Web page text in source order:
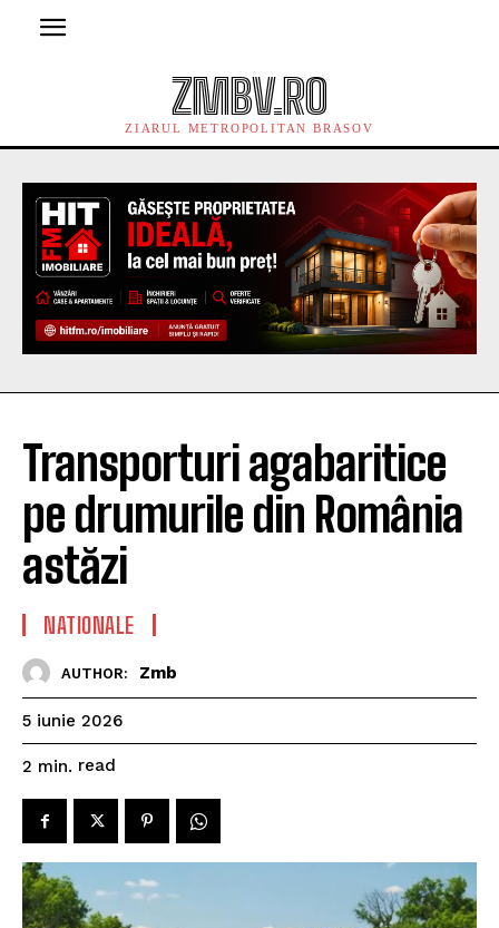
ZMBV.RO
ZIARUL METROPOLITAN BRASOV
Transporturi agabaritice
pe drumurile din România
astăzi
NATIONALE
AUTHOR: Zmb
5 iunie 2026
2 min. read